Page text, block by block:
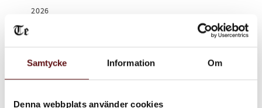
Samtycke Information Om
Denna webbplats använder cookies
2026
2025
juli (1)